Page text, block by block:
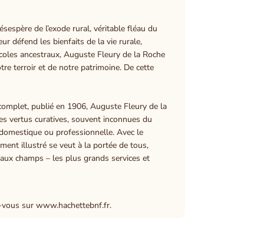
de l’exode rural, véritable fléau du
défend les bienfaits de la vie rurale,
ancestraux, Auguste Fleury de la Roche
terroir et de notre patrimoine. De cette
publié en 1906, Auguste Fleury de la
vertus curatives, souvent inconnues du
ou professionnelle. Avec le
illustré se veut à la portée de tous,
champs – les plus grands services et
vous sur www.hachettebnf.fr.